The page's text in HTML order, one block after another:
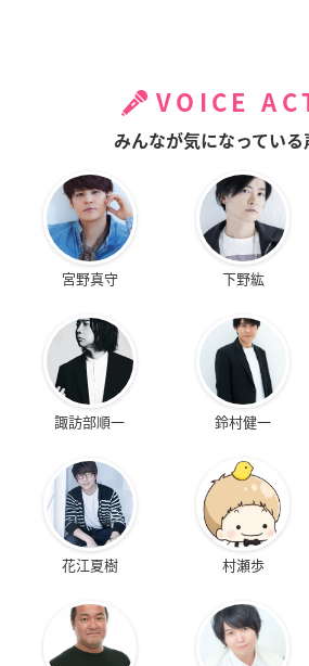
VOICE
みんなが気になっている
宮野真守 下野紘
諏訪部順一 鈴村健一
花江夏樹 村瀬歩